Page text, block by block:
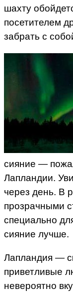
шахту
посетителем
забрать с
сияние —
Лапландии.
через день. В
прозрачными
специально
сияние лучше.
Лапландия —
приветливые
невероятно